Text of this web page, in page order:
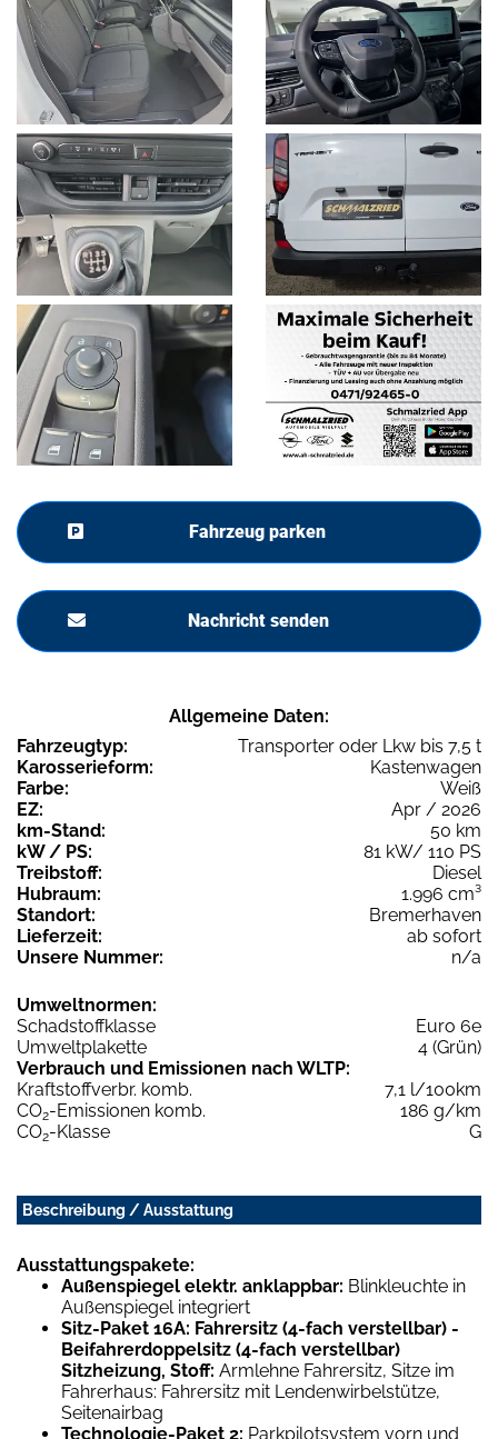
Fahrzeug parken
Nachricht senden
Allgemeine Daten:
Fahrzeugtyp:
Transporter oder Lkw bis 7,5 t
Karosserieform:
Kastenwagen
Farbe:
Weiß
EZ:
Apr / 2026
km-Stand:
50 km
kW / PS:
81 kW/ 110 PS
Treibstoff:
Diesel
Hubraum:
1.996 cm³
Standort:
Bremerhaven
Lieferzeit:
ab sofort
Unsere Nummer:
n/a
Umweltnormen:
Schadstoffklasse
Euro 6e
Umweltplakette
4 (Grün)
Verbrauch und Emissionen nach WLTP:
Kraftstoffverbr. komb.
7,1 l/100km
CO2-Emissionen komb.
186 g/km
CO2-Klasse G
Beschreibung / Ausstattung
Ausstattungspakete:
Außenspiegel elektr. anklappbar: Blinkleuchte in
Außenspiegel integriert
Sitz-Paket 16A: Fahrersitz (4-fach verstellbar) -
Beifahrerdoppelsitz (4-fach verstellbar)
Sitzheizung, Stoff: Armlehne Fahrersitz, Sitze im
Fahrerhaus: Fahrersitz mit Lendenwirbelstütze,
Seitenairbag
Technologie-Paket 2: Parkpilotsystem vorn und